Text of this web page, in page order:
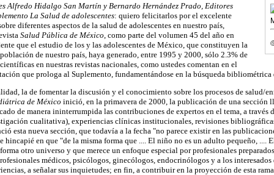
Alfredo Hidalgo San Martín y Bernardo Hernández Prado, Editores
La Salud de adolescentes: quiero felicitarlos por el excelente
diferentes aspectos de la salud de adolescentes en nuestro país,
Salud Pública de México , como parte del volumen 45 del año en
que el estudio de los y las adolescentes de México, que constituyen la
de nuestro país, haya generado, entre 1995 y 2000, sólo 2.3% de
en nuestras revistas nacionales, como ustedes comentan en el
que prologa al Suplemento, fundamentándose en la búsqueda bibliométrica
la de fomentar la discusión y el conocimiento sobre los procesos de salud/
de México inició, en la primavera de 2000, la publicación de una sección
de manera ininterrumpida las contribuciones de expertos en el tema, a través
cualitativa), experiencias clínicas institucionales, revisiones
esta nueva sección, que todavía a la fecha "no parece existir en las
hincapié en que "de la misma forma que .... El niño no es un adulto pequeño, ....
otro universo y que merece un enfoque especial por profesionales preparados
médicos, psicólogos, ginecólogos, endocrinólogos y a los interesados
a señalar sus inquietudes; en fin, a contribuir en la proyección de esta